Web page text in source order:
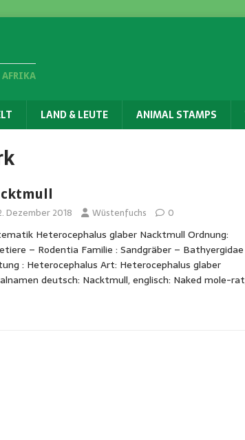
AFRIKA
LAND & LEUTE ANIMAL STAMPS
Dezember 2018 Wüstenfuchs 0
Heterocephalus glaber Nacktmull Ordnung:
– Rodentia Familie : Sandgräber – Bathyergidae
: Heterocephalus Art: Heterocephalus glaber
deutsch: Nacktmull, englisch: Naked mole-